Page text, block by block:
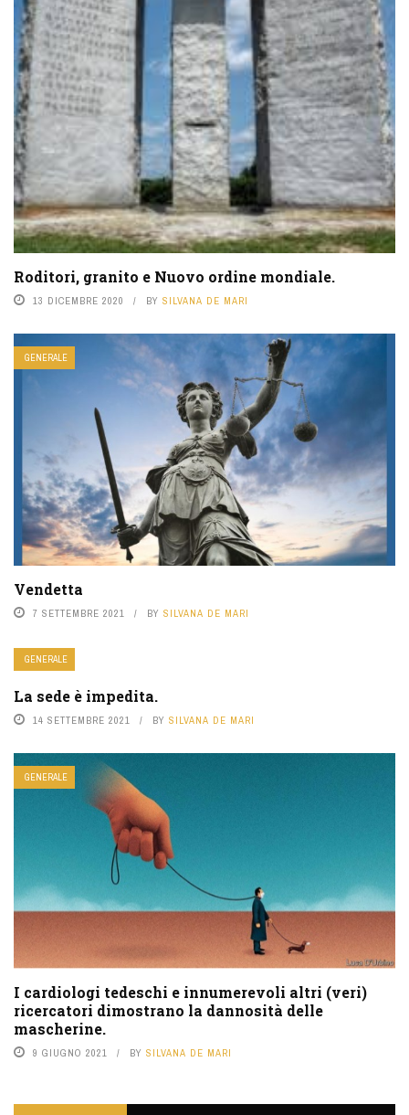
Roditori, granito e Nuovo ordine mondiale.
13 DICEMBRE 2020 BY SILVANA DE MARI
GENERALE
Vendetta
7 SETTEMBRE 2021 BY SILVANA DE MARI
GENERALE
La sede è impedita.
14 SETTEMBRE 2021 BY SILVANA DE MARI
GENERALE
I cardiologi tedeschi e innumerevoli altri (veri)
ricercatori dimostrano la dannosità delle
mascherine.
9 GIUGNO 2021 BY SILVANA DE MARI